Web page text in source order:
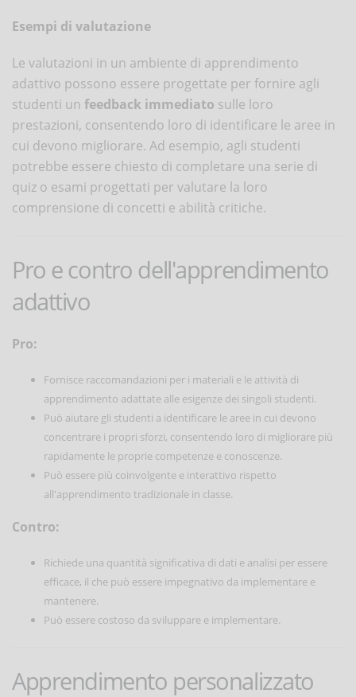
Esempi di valutazione
Le valutazioni in un ambiente di apprendimento
adattivo possono essere progettate per fornire agli
studenti un feedback immediato sulle loro
prestazioni, consentendo loro di identificare le aree in
cui devono migliorare. Ad esempio, agli studenti
potrebbe essere chiesto di completare una serie di
quiz o esami progettati per valutare la loro
comprensione di concetti e abilità critiche.
Pro e contro dell'apprendimento
adattivo
Pro:
Fornisce raccomandazioni per i materiali e le attività di
apprendimento adattate alle esigenze dei singoli studenti.
Può aiutare gli studenti a identificare le aree in cui devono
concentrare i propri sforzi, consentendo loro di migliorare più
rapidamente le proprie competenze e conoscenze.
Può essere più coinvolgente e interattivo rispetto
all'apprendimento tradizionale in classe.
Contro:
Richiede una quantità significativa di dati e analisi per essere
efficace, il che può essere impegnativo da implementare e
mantenere.
Può essere costoso da sviluppare e implementare.
Apprendimento personalizzato